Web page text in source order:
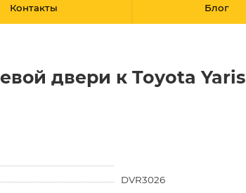
Контакты Блог
двери к Toyota Yaris
DVR3026